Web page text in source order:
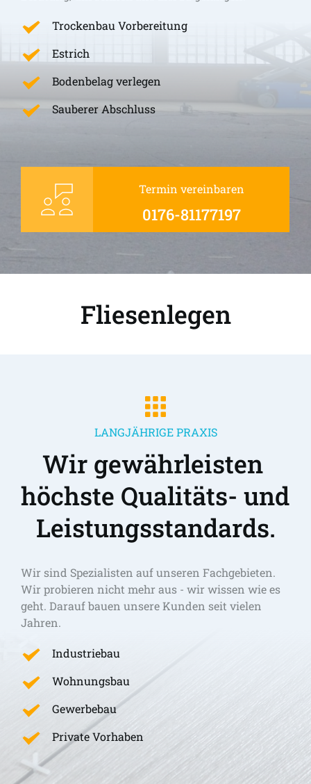
Trockenbau Vorbereitung
Estrich
Bodenbelag verlegen
Sauberer Abschluss
Termin vereinbaren
0176-81177197
Fliesenlegen
LANGJÄHRIGE PRAXIS
Wir gewährleisten
höchste Qualitäts- und
Leistungsstandards.
Wir sind Spezialisten auf unseren Fachgebieten.
Wir probieren nicht mehr aus - wir wissen wie es
geht. Darauf bauen unsere Kunden seit vielen
Jahren.
Industriebau
Wohnungsbau
Gewerbebau
Private Vorhaben